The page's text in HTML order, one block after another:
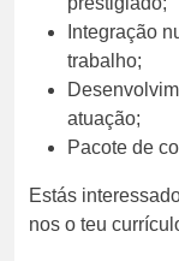
Integração
trabalho;
atuação;
Pacote de
Estás
nos o teu